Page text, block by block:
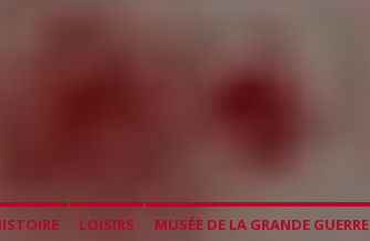
LOISIRS MUSÉE DE LA GRANDE GUERRE